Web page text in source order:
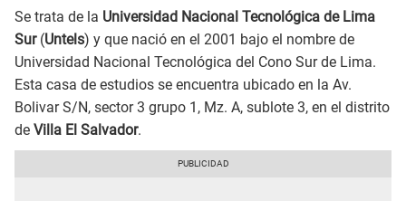
Se trata de la Universidad Nacional Tecnológica de Lima
Sur(Untels) y que nació en el 2001 bajo el nombre de
Universidad Nacional Tecnológica del Cono Sur de Lima.
Esta casa de estudios se encuentra ubicado en la Av.
Bolivar S/N, sector 3 grupo 1, Mz. A, sublote 3, en el distrito
de Villa El Salvador.